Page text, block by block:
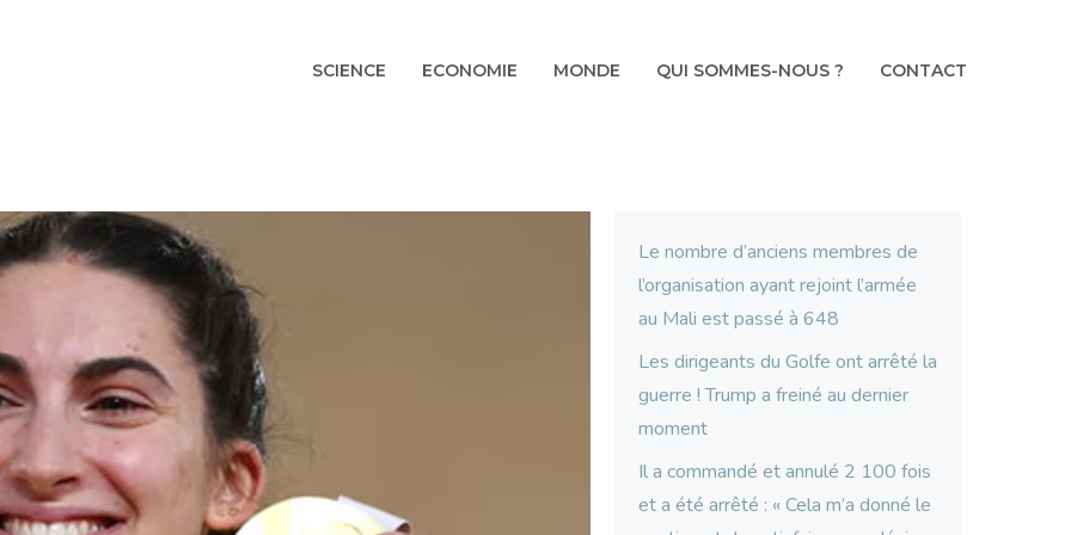
SCIENCE ECONOMIE MONDE QUI SOMMES-NOUS ? CONTACT
Le nombre d’anciens membres de
l’organisation ayant rejoint l’armée
au Mali est passé à 648
Les dirigeants du Golfe ont arrêté la
guerre ! Trump a freiné au dernier
moment
Il a commandé et annulé 2 100 fois
et a été arrêté : « Cela m’a donné le